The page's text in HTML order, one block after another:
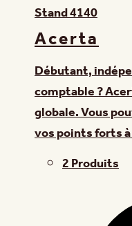
Stand4140
Acerta
Débutant,
comptable ?
globale. Vous
vos points forts
2 Produits